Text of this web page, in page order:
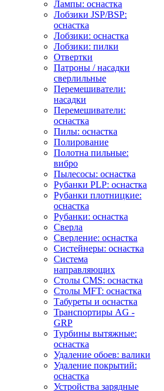
Лампы: оснастка
Лобзики JSP/BSP:
оснастка
Лобзики: оснастка
Лобзики: пилки
Отвертки
Патроны / насадки
сверлильные
Перемешиватели:
насадки
Перемешиватели:
оснастка
Пилы: оснастка
Полирование
Полотна пильные:
вибро
Пылесосы: оснастка
Рубанки PLP: оснастка
Рубанки плотницкие:
оснастка
Рубанки: оснастка
Сверла
Сверление: оснастка
Систейнеры: оснастка
Система
направляющих
Столы CMS: оснастка
Столы MFT: оснастка
Табуреты и оснастка
Транспортиры AG -
GRP
Турбины вытяжные:
оснастка
Удаление обоев: валики
Удаление покрытий:
оснастка
Устройства зарядные